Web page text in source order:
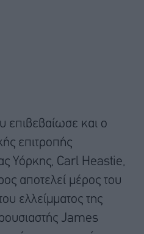
επιβεβαίωσε και ο
επιτροπής
Υόρκης, Carl Heastie,
αποτελεί μέρος του
ελλείμματος της
James